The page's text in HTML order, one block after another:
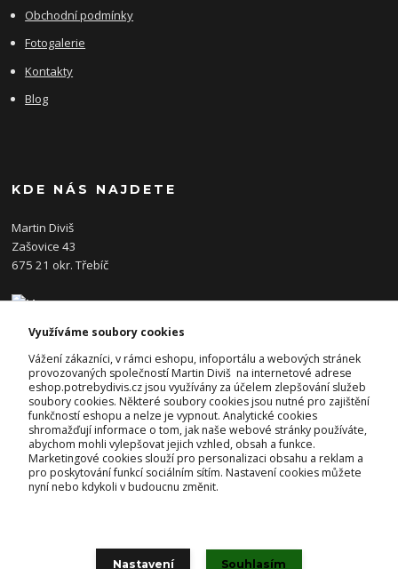
Obchodní podmínky
Fotogalerie
Kontakty
Blog
KDE NÁS NAJDETE
Martin Diviš
Zašovice 43
675 21 okr. Třebíč
KONTAKTY
Josef Diviš
+420 728 382 742
(Po-Pá, 7-17hod.)
prodejna@potrebydivis.cz
Využíváme soubory cookies
Vážení zákazníci, v rámci eshopu, infoportálu a webových stránek
provozovaných společností Martin Diviš na internetové adrese
eshop.potrebydivis.cz jsou využívány za účelem zlepšování služeb
soubory cookies. Některé soubory cookies jsou nutné pro zajištění
funkčností eshopu a nelze je vypnout. Analytické cookies
shromažďují informace o tom, jak naše webové stránky používáte,
abychom mohli vylepšovat jejich vzhled, obsah a funkce.
Marketingové cookies slouží pro personalizaci obsahu a reklam a
pro poskytování funkcí sociálním sítím. Nastavení cookies můžete
nyní nebo kdykoli v budoucnu změnit.
Nastavení Souhlasím